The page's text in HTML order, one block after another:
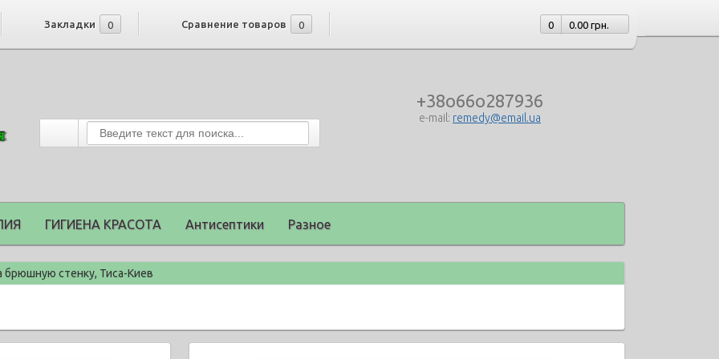
Закладки 0 Сравнение товаров 0 0 0.00 грн.
+38o66o287936
e-mail: remedy@email.ua
ГИГИЕНА КРАСОТА Антисептики Разное
стенку, Тиса-Киев